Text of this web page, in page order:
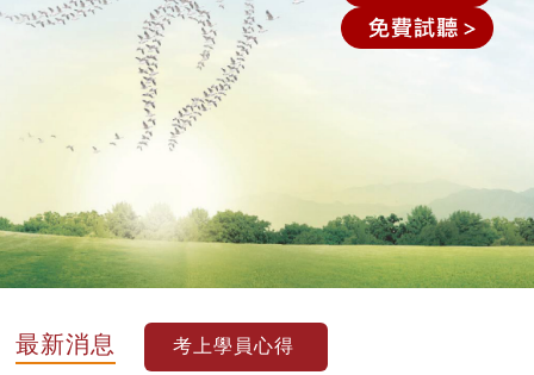
最新消息 考上學員心得